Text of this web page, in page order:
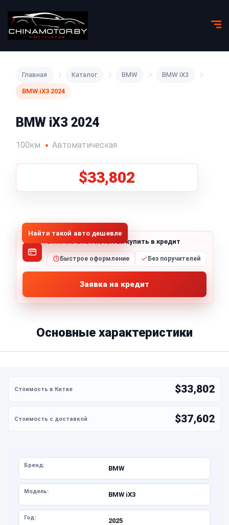
Главная Каталог BMW BMW iX3
BMW iX3 2024
BMW iX3 2024
100км Автоматическая
$33,802
Найти такой авто дешевле
BMW iX3 2024из Китая купить в кредит
Быстрое оформление Без поручителей
Заявка на кредит
Основные характеристики
$33,802
$37,602
Бренд: BMW
Модель: BMW iX3
Год: 2025